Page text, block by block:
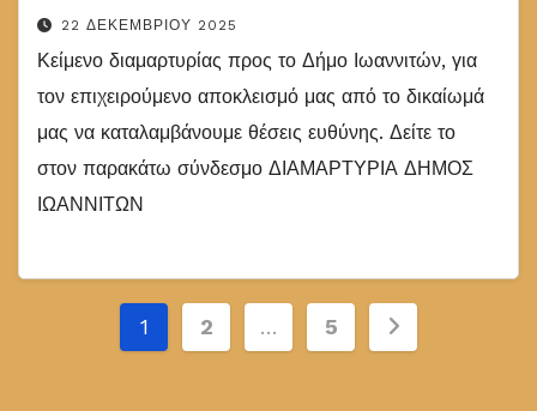
22 ΔΕΚΕΜΒΡΊΟΥ 2025
Κείμενο διαμαρτυρίας προς το Δήμο Ιωαννιτών, για
τον επιχειρούμενο αποκλεισμό μας από το δικαίωμά
μας να καταλαμβάνουμε θέσεις ευθύνης. Δείτε το
στον παρακάτω σύνδεσμο ΔΙΑΜΑΡΤΥΡΙΑ ΔΗΜΟΣ
ΙΩΑΝΝΙΤΩΝ
Σελιδοποίηση
1 2 … 5